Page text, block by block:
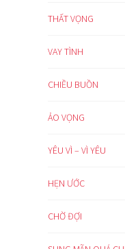
THẤT VỌNG
VAY TÌNH
CHIỀU BUỒN
ẢO VỌNG
YÊU VÌ – VÌ YÊU
HẸN ƯỚC
CHỜ ĐỢI